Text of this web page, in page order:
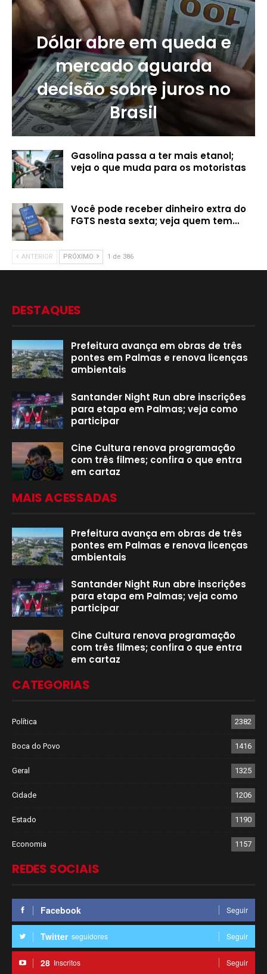
Dólar abre em queda e
mercado aguarda
decisão sobre juros no
Brasil
Gasolina passa a ter mais etanol;
veja o que muda para os motoristas
Você pode receber dinheiro extra do
FGTS nesta sexta; veja quem tem…
ANTERIOR PRÓXIMO 1 de 386
DESTAQUES
Prefeitura avança em obras de três
pontes em Palmas e renova licenças
ambientais
Santander Night Run abre inscrições
para etapa em Palmas; veja como
participar
Cine Cultura renova programação
com três filmes; confira o que entra
em cartaz
MAIS ACESSADAS
Prefeitura avança em obras de três
pontes em Palmas e renova licenças
ambientais
Santander Night Run abre inscrições
para etapa em Palmas; veja como
participar
Cine Cultura renova programação
com três filmes; confira o que entra
em cartaz
CATEGORIAS
Política 2382
Boca do Povo 1416
Geral 1325
Cidade 1206
Estado 1190
Economia 1157
REDES SOCIAIS
Facebook Seguir
Twitter seguidores Seguir
28 Inscritos Seguir